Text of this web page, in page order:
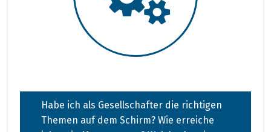
Habe ich als Gesellschafter die richtigen
Themen auf dem Schirm? Wie erreiche